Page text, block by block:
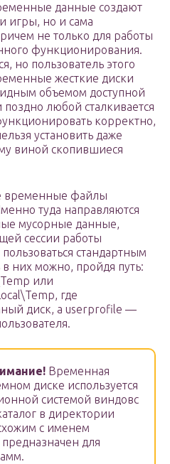
данные создают
игры, но и сама
не только для работы
функционирования.
но пользователь этого
жесткие диски
объемом доступной
любой сталкивается
корректно,
установить даже
виной скопившиеся
временные файлы
туда направляются
мусорные данные,
сессии работы
стандартным
них можно, пройдя путь:
или
где
диск, а userprofile —
Временная
диске используется
системой виндовс
в директории
с именем
предназначен для